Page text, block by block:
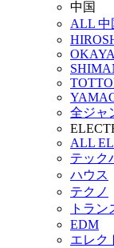
中国
ALL 中
全ジャ
ALL
テック
ハウス
テクノ
トラン
EDM
エレク